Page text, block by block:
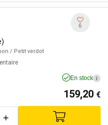
/ Petit verdot
6
En stock i
159,20 €
+